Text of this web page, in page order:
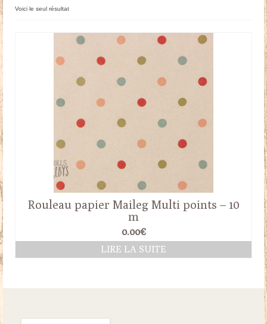
Doudous
Mobilier & Accessoires
Panier
Voici le seul résultat
Rouleau papier Maileg Multi points – 10
m
0.00€
LIRE LA SUITE